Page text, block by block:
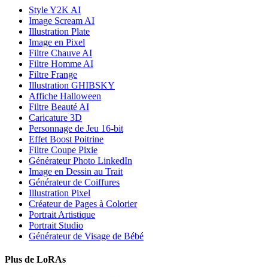
Style Y2K AI
Image Scream AI
Illustration Plate
Image en Pixel
Filtre Chauve AI
Filtre Homme AI
Filtre Frange
Illustration GHIBSKY
Affiche Halloween
Filtre Beauté AI
Caricature 3D
Personnage de Jeu 16-bit
Effet Boost Poitrine
Filtre Coupe Pixie
Générateur Photo LinkedIn
Image en Dessin au Trait
Générateur de Coiffures
Illustration Pixel
Créateur de Pages à Colorier
Portrait Artistique
Portrait Studio
Générateur de Visage de Bébé
Plus de LoRAs